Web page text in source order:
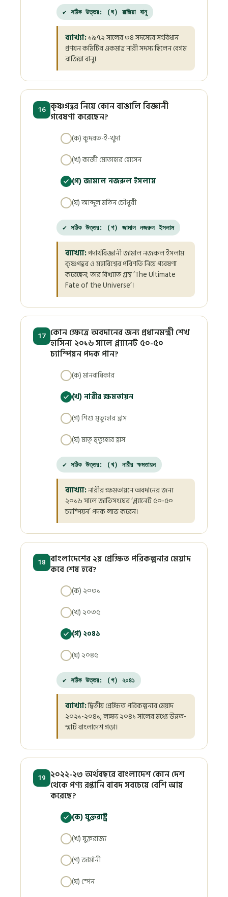
✔ সঠিক উত্তর: (ঘ) রাজিয়া বানু
ব্যাখ্যা:১৯৭২ সালের ৩৪ সদস্যের সংবিধান
প্রণয়ন কমিটির একমাত্র নারী সদস্য ছিলেন বেগম
রাজিয়া বানু।
16 কৃষ্ণগহ্বর নিয়ে কোন বাঙালি বিজ্ঞানী
গবেষণা করেছেন?
(ক) কুদরত-ই-খুদা
(খ) কাজী মোতাহার হোসেন
(গ) জামাল নজরুল ইসলাম
(ঘ) আব্দুল মতিন চৌধুরী
✔ সঠিক উত্তর: (গ) জামাল নজরুল ইসলাম
ব্যাখ্যা:পদার্থবিজ্ঞানী জামাল নজরুল ইসলাম
কৃষ্ণগহ্বর ও মহাবিশ্বের পরিণতি নিয়ে গবেষণা
করেছেন; তার বিখ্যাত গ্রন্থ ‘The Ultimate
Fate of the Universe’।
17 কোন ক্ষেত্রে অবদানের জন্য প্রধানমন্ত্রী শেখ
হাসিনা ২০১৬ সালে প্ল্যানেট ৫০-৫০
চ্যাম্পিয়ন পদক পান?
(ক) মানবাধিকার
(খ) নারীর ক্ষমতায়ন
(গ) শিশু মৃত্যুহার হ্রাস
(ঘ) মাতৃ মৃত্যুহার হ্রাস
✔ সঠিক উত্তর: (খ) নারীর ক্ষমতায়ন
ব্যাখ্যা:নারীর ক্ষমতায়নে অবদানের জন্য
২০১৬ সালে জাতিসংঘের ‘প্ল্যানেট ৫০-৫০
চ্যাম্পিয়ন’ পদক লাভ করেন।
18 বাংলাদেশের ২য় প্রেক্ষিত পরিকল্পনার মেয়াদ
কবে শেষ হবে?
(ক) ২০৩১
(খ) ২০৩৫
(গ) ২০৪১
(ঘ) ২০৪৫
✔ সঠিক উত্তর: (গ) ২০৪১
ব্যাখ্যা:দ্বিতীয় প্রেক্ষিত পরিকল্পনার মেয়াদ
২০২১-২০৪১; লক্ষ্য ২০৪১ সালের মধ্যে উন্নত-
স্মার্ট বাংলাদেশ গড়া।
19
২০২২-২৩ অর্থবছরে বাংলাদেশ কোন দেশ
থেকে পণ্য রপ্তানি বাবদ সবচেয়ে বেশি আয়
করেছে?
(ক) যুক্তরাষ্ট্র
(খ) যুক্তরাজ্য
(গ) জার্মানী
(ঘ) স্পেন